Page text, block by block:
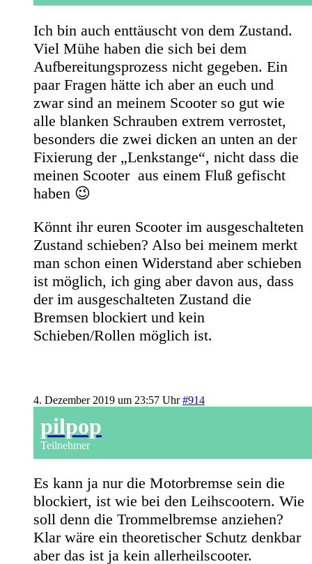
Ich bin auch enttäuscht von dem Zustand.
Viel Mühe haben die sich bei dem
Aufbereitungsprozess nicht gegeben. Ein
paar Fragen hätte ich aber an euch und
zwar sind an meinem Scooter so gut wie
alle blanken Schrauben extrem verrostet,
besonders die zwei dicken an unten an der
Fixierung der „Lenkstange“, nicht dass die
meinen Scooter aus einem Fluß gefischt
haben 😉
Könnt ihr euren Scooter im ausgeschalteten
Zustand schieben? Also bei meinem merkt
man schon einen Widerstand aber schieben
ist möglich, ich ging aber davon aus, dass
der im ausgeschalteten Zustand die
Bremsen blockiert und kein
Schieben/Rollen möglich ist.
4. Dezember 2019 um 23:57 Uhr #914
pilpop
Teilnehmer
Es kann ja nur die Motorbremse sein die
blockiert, ist wie bei den Leihscootern. Wie
soll denn die Trommelbremse anziehen?
Klar wäre ein theoretischer Schutz denkbar
aber das ist ja kein allerheilscooter.